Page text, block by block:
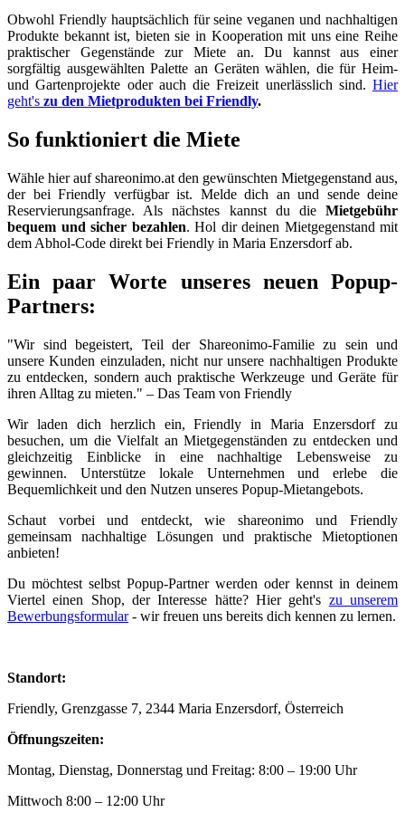
Obwohl Friendly hauptsächlich für seine veganen und nachhaltigen
Produkte bekannt ist, bieten sie in Kooperation mit uns eine Reihe
praktischer Gegenstände zur Miete an. Du kannst aus einer
sorgfältig ausgewählten Palette an Geräten wählen, die für Heim-
und Gartenprojekte oder auch die Freizeit unerlässlich sind. Hier
geht's zu den Mietprodukten bei Friendly.
So funktioniert die Miete
Wähle hier auf shareonimo.at den gewünschten Mietgegenstand aus,
der bei Friendly verfügbar ist. Melde dich an und sende deine
Reservierungsanfrage. Als nächstes kannst du die Mietgebühr
bequem und sicher bezahlen. Hol dir deinen Mietgegenstand mit
dem Abhol-Code direkt bei Friendly in Maria Enzersdorf ab.
Ein paar Worte unseres neuen Popup-
Partners:
"Wir sind begeistert, Teil der Shareonimo-Familie zu sein und
unsere Kunden einzuladen, nicht nur unsere nachhaltigen Produkte
zu entdecken, sondern auch praktische Werkzeuge und Geräte für
ihren Alltag zu mieten." – Das Team von Friendly
Wir laden dich herzlich ein, Friendly in Maria Enzersdorf zu
besuchen, um die Vielfalt an Mietgegenständen zu entdecken und
gleichzeitig Einblicke in eine nachhaltige Lebensweise zu
gewinnen. Unterstütze lokale Unternehmen und erlebe die
Bequemlichkeit und den Nutzen unseres Popup-Mietangebots.
Schaut vorbei und entdeckt, wie shareonimo und Friendly
gemeinsam nachhaltige Lösungen und praktische Mietoptionen
anbieten!
Du möchtest selbst Popup-Partner werden oder kennst in deinem
Viertel einen Shop, der Interesse hätte? Hier geht's zu unserem
Bewerbungsformular- wir freuen uns bereits dich kennen zu lernen.
Standort:
Friendly, Grenzgasse 7, 2344 Maria Enzersdorf, Österreich
Öffnungszeiten:
Montag, Dienstag, Donnerstag und Freitag: 8:00 – 19:00 Uhr
Mittwoch 8:00 – 12:00 Uhr